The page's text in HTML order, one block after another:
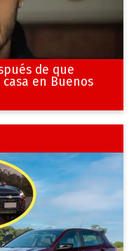
de que
en Buenos